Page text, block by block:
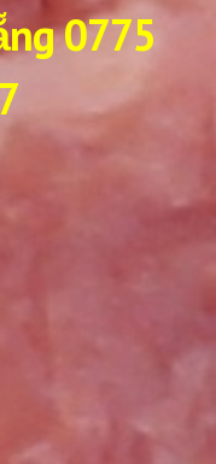
0775